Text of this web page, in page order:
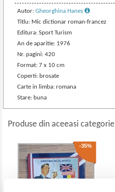
Autor:Gheorghina Hanes
Titlu: Mic dictionar roman-francez
Editura: Sport Turism
An de aparitie: 1976
Nr. pagini: 420
Format: 7 x 10 cm
Coperti: brosate
Carte in limba: romana
Stare: buna
Produse din aceeasi categorie
-35%